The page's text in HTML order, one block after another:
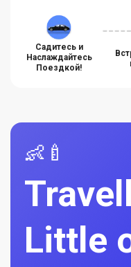
Садитесь и
Наслаждайтесь
Поездкой!
👶🍼
Little